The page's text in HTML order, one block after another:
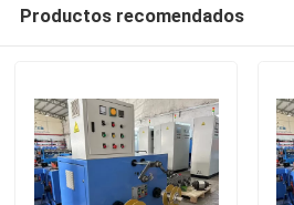
Productos recomendados